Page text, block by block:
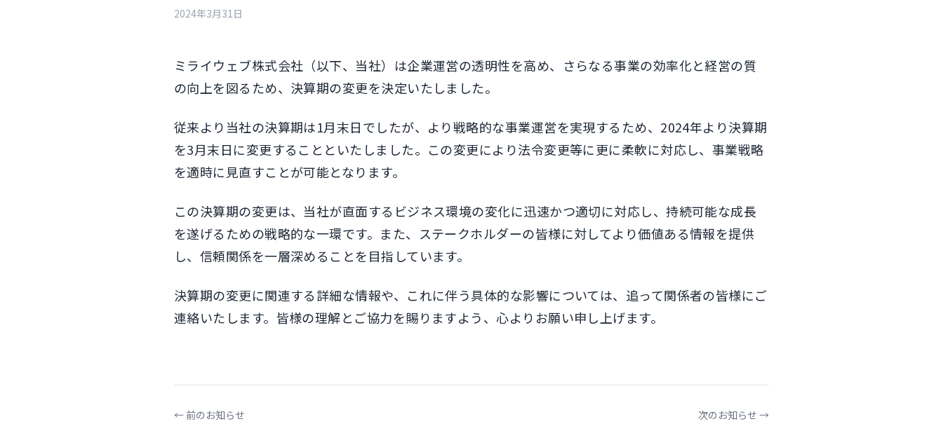
2024年3月31日
ミライウェブ株式会社（以下、当社）は企業運営の透明性を高め、さらなる事業の効率化と経営の質
の向上を図るため、決算期の変更を決定いたしました。
従来より当社の決算期は1月末日でしたが、より戦略的な事業運営を実現するため、2024年より決算期
を3月末日に変更することといたしました。この変更により法令変更等に更に柔軟に対応し、事業戦略
を適時に見直すことが可能となります。
この決算期の変更は、当社が直面するビジネス環境の変化に迅速かつ適切に対応し、持続可能な成長
を遂げるための戦略的な一環です。また、ステークホルダーの皆様に対してより価値ある情報を提供
し、信頼関係を一層深めることを目指しています。
決算期の変更に関連する詳細な情報や、これに伴う具体的な影響については、追って関係者の皆様にご
連絡いたします。皆様の理解とご協力を賜りますよう、心よりお願い申し上げます。
← 前のお知らせ 次のお知らせ →